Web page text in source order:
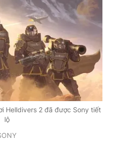
thoại
Liên hệ quảng cáo
0908 780 404
Helldivers 2 đã được Sony tiết
lộ